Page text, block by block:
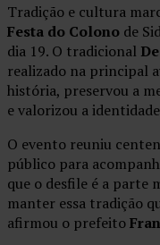
Tradição e cultura
Festa do Colono de
dia 19. O tradicional
realizado na principal
história, preservou a
e valorizou a
O evento reuniu
público para
que o desfile é a parte
manter essa tradição
afirmou o prefeito